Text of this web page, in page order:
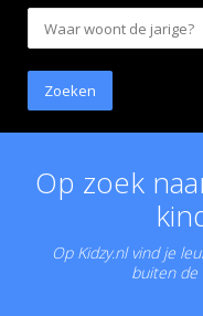
Op zoek
Op Kidzy.nl vind je
buiten de